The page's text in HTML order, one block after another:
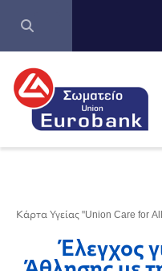
Κάρτα Υγείας "Union Care for
Έλεγχος